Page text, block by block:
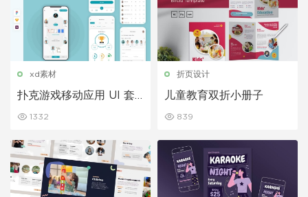
xd素材
扑克游戏移动应用 UI 套
1332
折页设计
儿童教育双折小册子
839